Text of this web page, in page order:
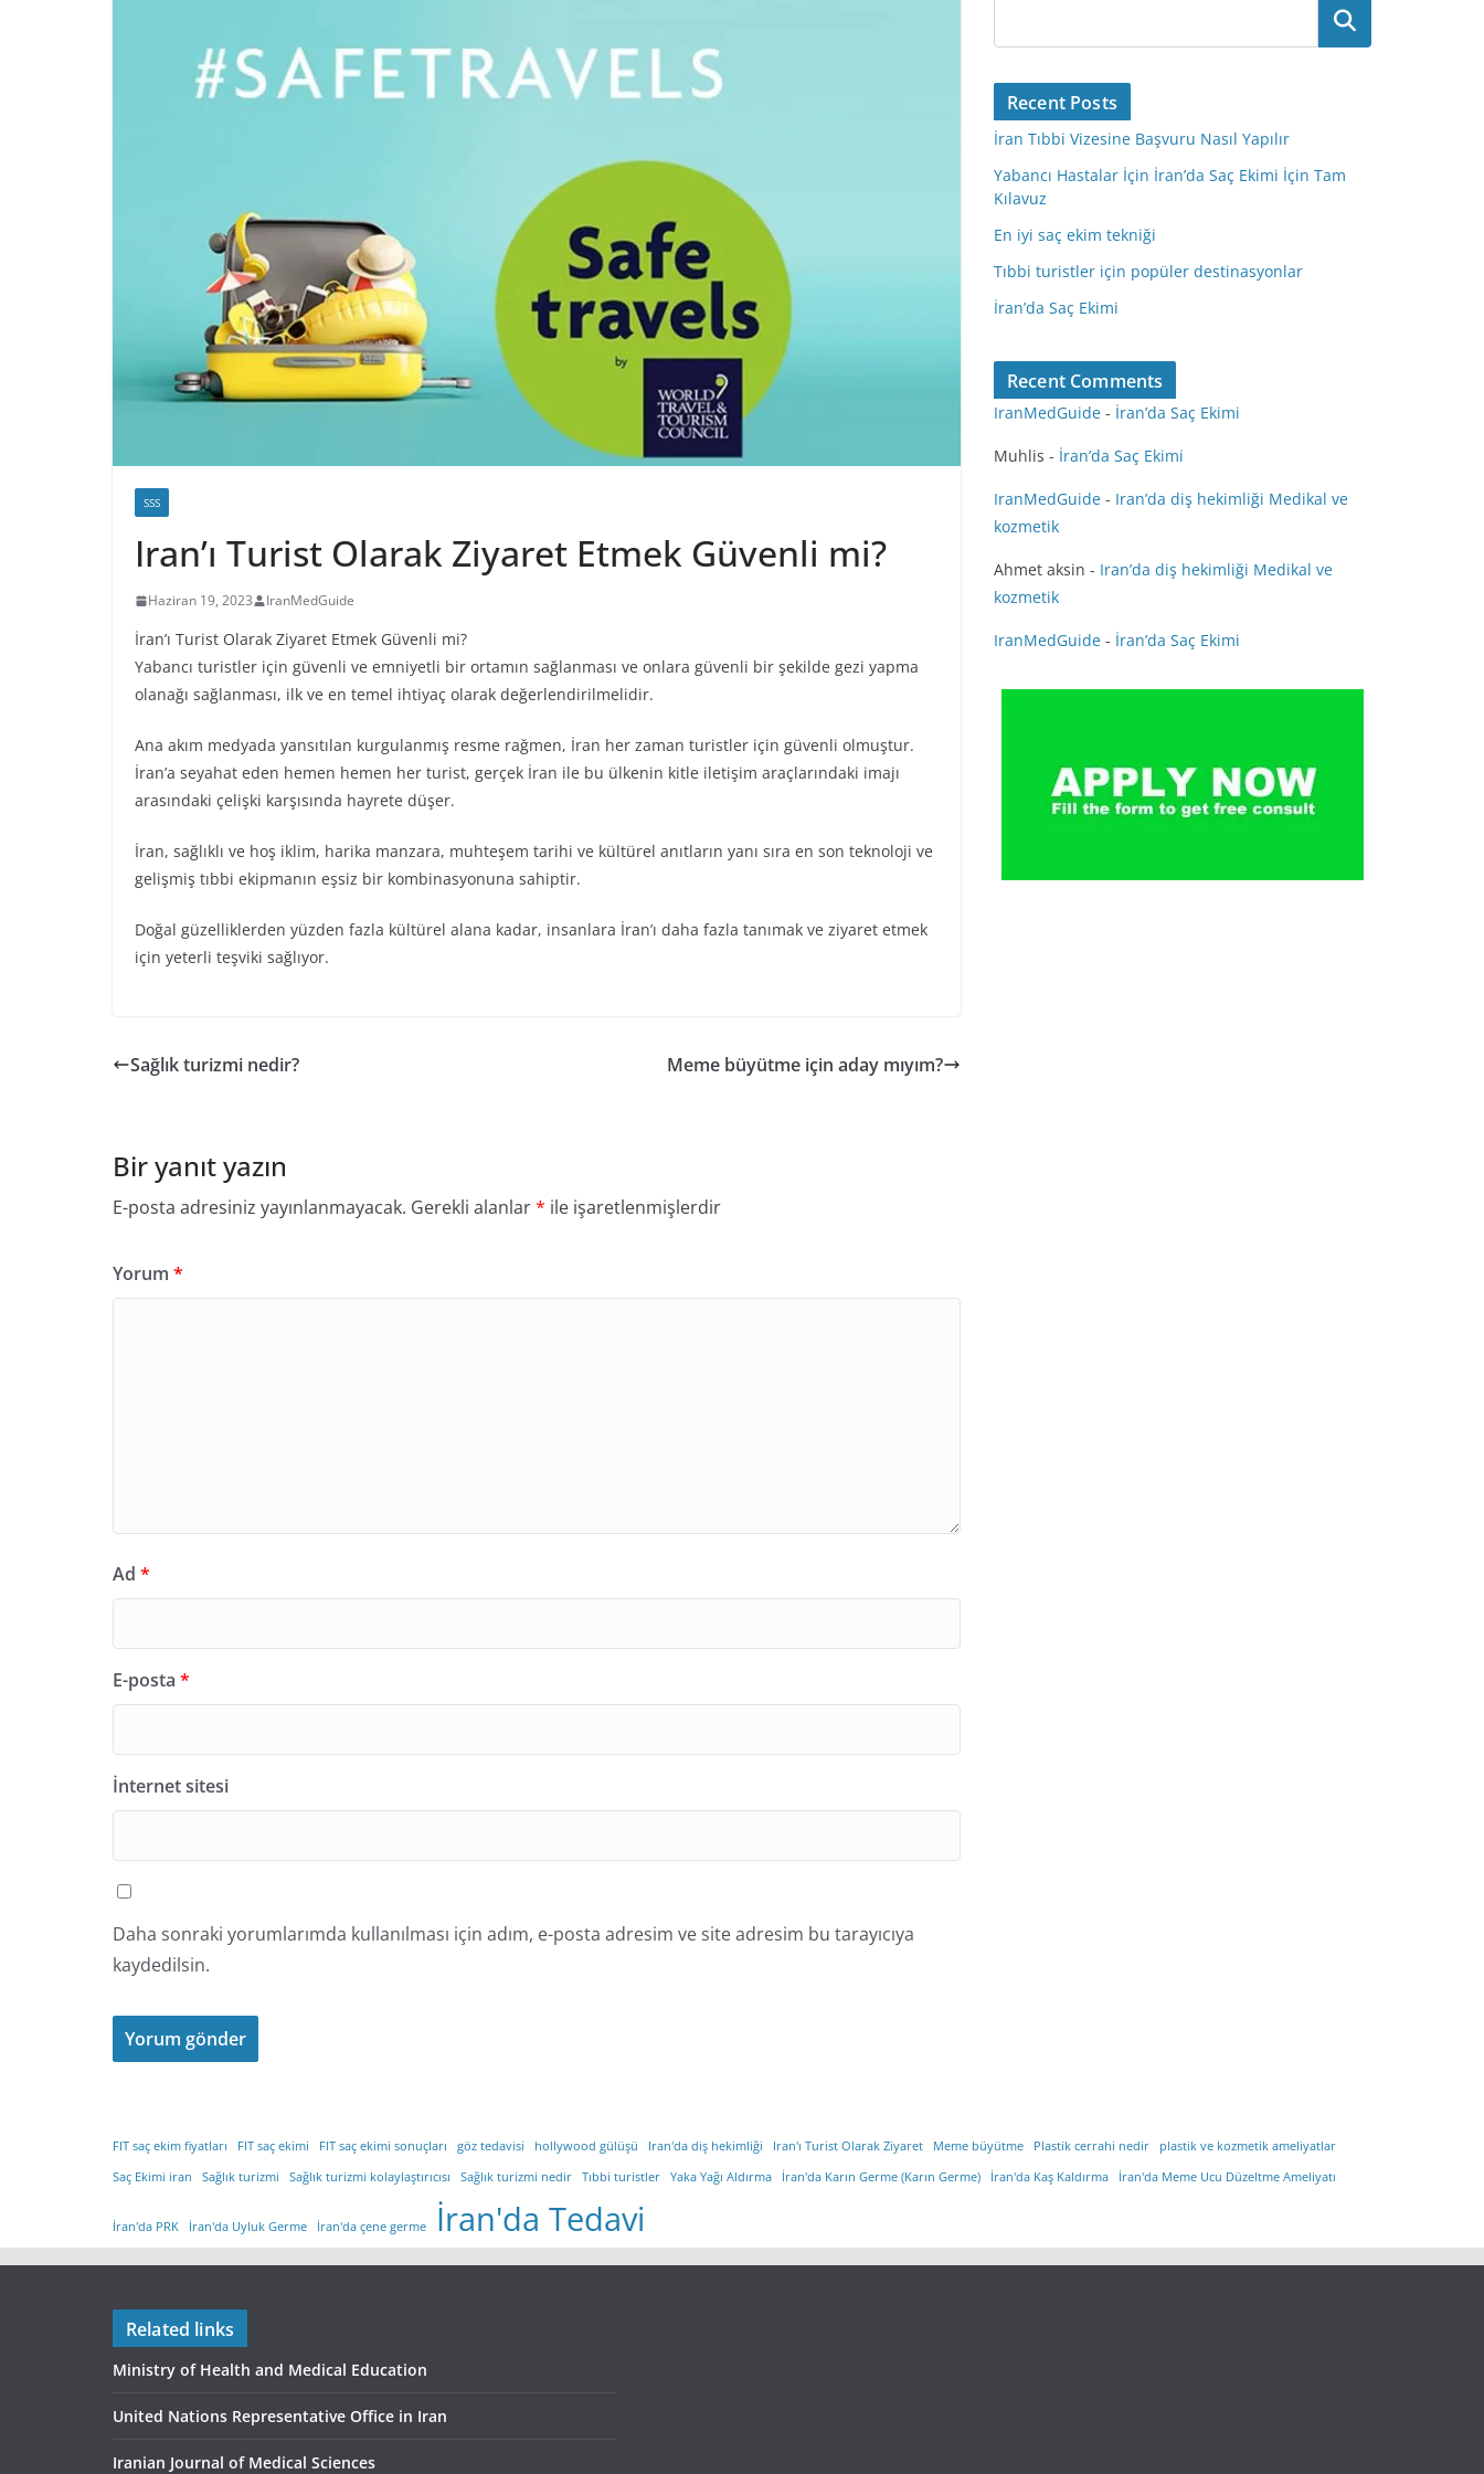
SSS
Iran’ı Turist Olarak Ziyaret Etmek Güvenli mi?
Haziran 19, 2023 IranMedGuide
İran’ı Turist Olarak Ziyaret Etmek Güvenli mi?
Yabancı turistler için güvenli ve emniyetli bir ortamın sağlanması ve onlara güvenli bir şekilde gezi yapma
olanağı sağlanması, ilk ve en temel ihtiyaç olarak değerlendirilmelidir.
Ana akım medyada yansıtılan kurgulanmış resme rağmen, İran her zaman turistler için güvenli olmuştur.
İran’a seyahat eden hemen hemen her turist, gerçek İran ile bu ülkenin kitle iletişim araçlarındaki imajı
arasındaki çelişki karşısında hayrete düşer.
İran, sağlıklı ve hoş iklim, harika manzara, muhteşem tarihi ve kültürel anıtların yanı sıra en son teknoloji ve
gelişmiş tıbbi ekipmanın eşsiz bir kombinasyonuna sahiptir.
Doğal güzelliklerden yüzden fazla kültürel alana kadar, insanlara İran’ı daha fazla tanımak ve ziyaret etmek
için yeterli teşviki sağlıyor.
Sağlık turizmi nedir? Meme büyütme için aday mıyım?
Bir yanıt yazın
E-posta adresiniz yayınlanmayacak. Gerekli alanlar* ile işaretlenmişlerdir
Yorum *
Ad *
E-posta *
İnternet sitesi
Daha sonraki yorumlarımda kullanılması için adım, e-posta adresim ve site adresim bu tarayıcıya
kaydedilsin.
Ara
Recent Posts
İran Tıbbi Vizesine Başvuru Nasıl Yapılır
Yabancı Hastalar İçin İran’da Saç Ekimi İçin Tam
Kılavuz
En iyi saç ekim tekniği
Tıbbi turistler için popüler destinasyonlar
İran’da Saç Ekimi
Recent Comments
IranMedGuide - İran’da Saç Ekimi
Muhlis - İran’da Saç Ekimi
IranMedGuide - Iran’da diş hekimliği Medikal ve
kozmetik
Ahmet aksin - Iran’da diş hekimliği Medikal ve
kozmetik
IranMedGuide - İran’da Saç Ekimi
FIT saç ekim fiyatları FIT saç ekimi FIT saç ekimi sonuçları göz tedavisi hollywood gülüşü Iran'da diş hekimliği Iran'ı Turist Olarak Ziyaret Meme büyütme Plastik cerrahi nedir
plastik ve kozmetik ameliyatlar
Saç Ekimi iran
Sağlık turizmi Sağlık turizmi kolaylaştırıcısı Sağlık turizmi nedir Tıbbi turistler Yaka Yağı Aldırma İran'da Karın Germe (Karın Germe) İran'da Kaş Kaldırma İran'da Meme Ucu Düzeltme Ameliyatı
İran'da PRK İran'da Uyluk Germe İran'da çene germe İran'da Tedavi
Related links
Ministry of Health and Medical Education
United Nations Representative Office in Iran
Iranian Journal of Medical Sciences